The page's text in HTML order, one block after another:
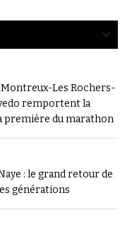
Les Rochers-
remportent la
première du marathon
: le grand retour de
générations